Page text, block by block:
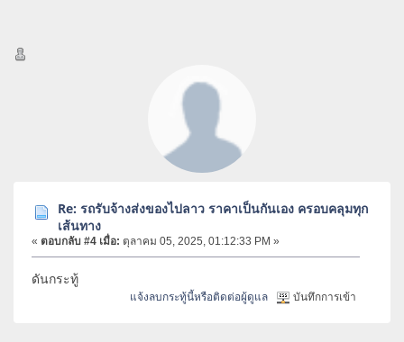
Re: รถรับจ้างส่งของไปลาว ราคาเป็นกันเอง ครอบคลุมทุก
เส้นทาง
« ตอบกลับ #4 เมื่อ: ตุลาคม 05, 2025, 01:12:33 PM »
ดันกระทู้
แจ้งลบกระทู้นี้หรือติดต่อผู้ดูแล บันทึกการเข้า